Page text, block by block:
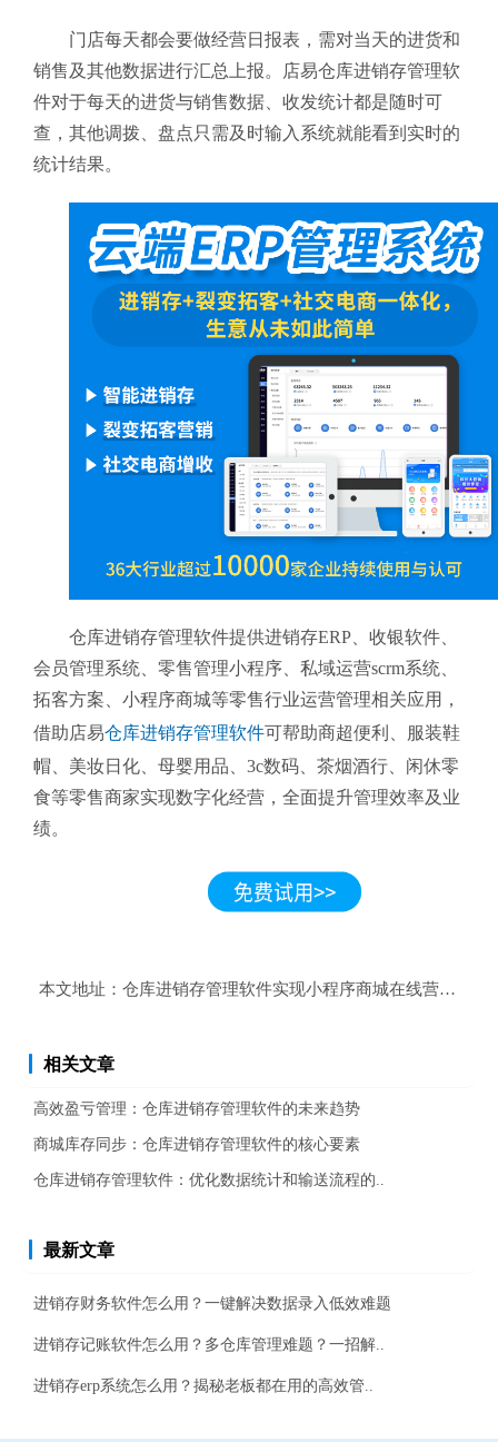
门店每天都会要做经营日报表，需对当天的进货和
销售及其他数据进行汇总上报。店易仓库进销存管理软
件对于每天的进货与销售数据、收发统计都是随时可
查，其他调拨、盘点只需及时输入系统就能看到实时的
统计结果。
仓库进销存管理软件提供进销存ERP、收银软件、
会员管理系统、零售管理小程序、私域运营scrm系统、
拓客方案、小程序商城等零售行业运营管理相关应用，
借助店易仓库进销存管理软件可帮助商超便利、服装鞋
帽、美妆日化、母婴用品、3c数码、茶烟酒行、闲休零
食等零售商家实现数字化经营，全面提升管理效率及业
绩。
本文地址： 仓库进销存管理软件实现小程序商城在线营销？
相关文章
高效盈亏管理：仓库进销存管理软件的未来趋势
商城库存同步：仓库进销存管理软件的核心要素
仓库进销存管理软件：优化数据统计和输送流程的..
最新文章
进销存财务软件怎么用？一键解决数据录入低效难题
进销存记账软件怎么用？多仓库管理难题？一招解..
进销存erp系统怎么用？揭秘老板都在用的高效管..